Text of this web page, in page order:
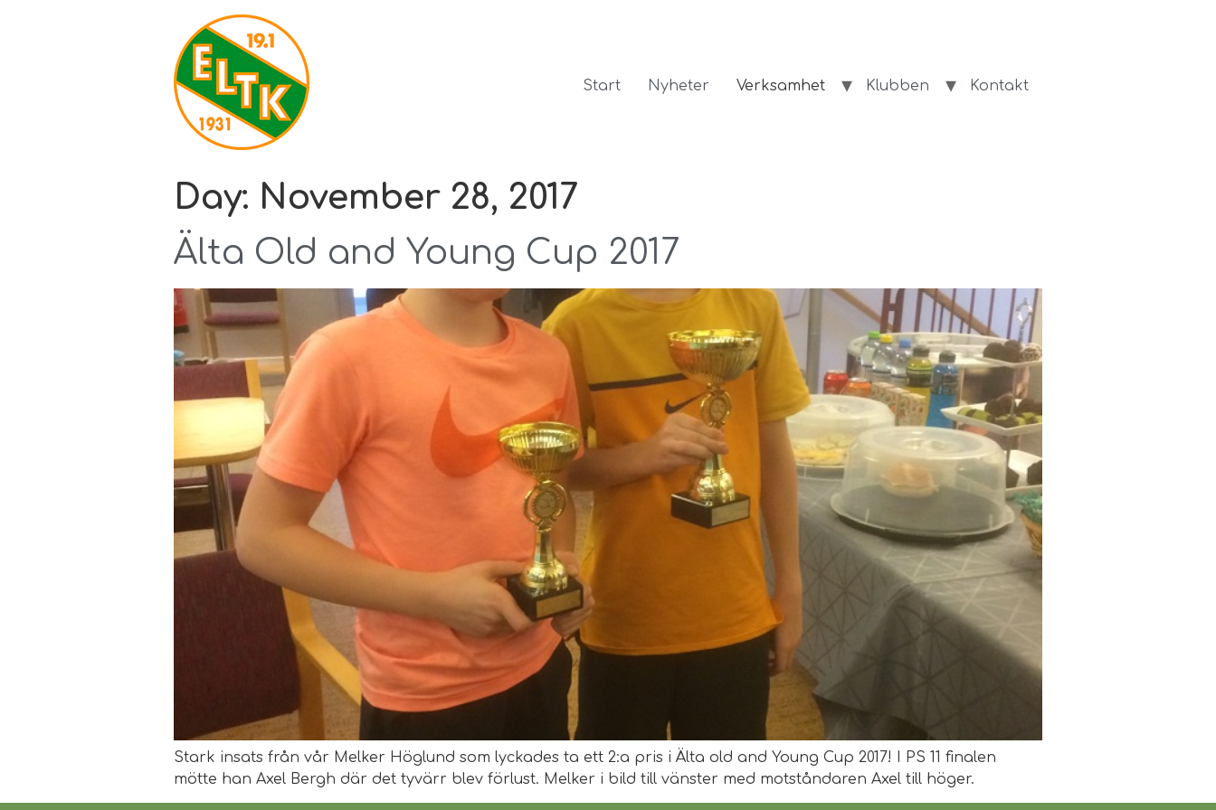
Start Nyheter Verksamhet Klubben Kontakt
Day: November 28, 2017
Älta Old and Young Cup 2017
Stark insats från vår Melker Höglund som lyckades ta ett 2:a pris i Älta old and Young Cup 2017! I PS 11 finalen
mötte han Axel Bergh där det tyvärr blev förlust. Melker i bild till vänster med motståndaren Axel till höger.